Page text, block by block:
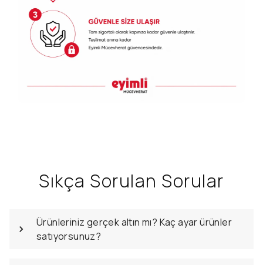
Sıkça Sorulan Sorular
Ürünleriniz gerçek altın mı? Kaç ayar ürünler
satıyorsunuz?